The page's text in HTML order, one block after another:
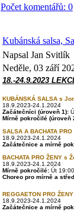
Počet komentářů: 0
Kubánská salsa,
Napsal Jan Svitlík
Neděle, 03 září
18.-24.9.2023
KUBÁNSKÁ SALSA s
18.9.2023-24.1.2024
Začátečníci (úroveň 1):
Mírně pokročilé (úroveň
SALSA A BACHATA PRO
18.9.2023-24.1.2024
Začátečnice a mírně
BACHATA PRO ŽENY s
18.9.2023-24.1.2024
Mírně pokročilé: Út
Choreo pro mírně a
REGGAETON PRO
18.9.2023-24.1.2024
Začátečnice a mírně